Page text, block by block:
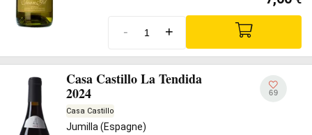
- +
Casa Castillo La Tendida
2024
Casa Castillo
Jumilla (Espagne)
69